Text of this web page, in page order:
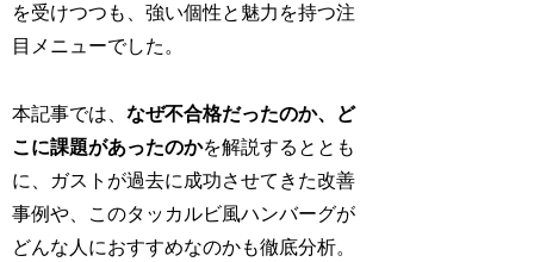
を受けつつも、強い個性と魅力を持つ注
目メニューでした。
本記事では、なぜ不合格だったのか、ど
こに課題があったのかを解説するととも
に、ガストが過去に成功させてきた改善
事例や、このタッカルビ風ハンバーグが
どんな人におすすめなのかも徹底分析。